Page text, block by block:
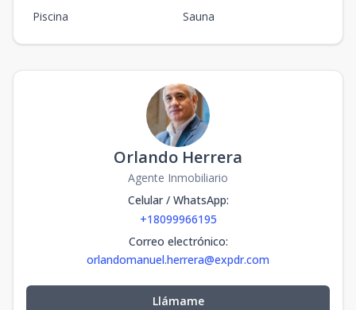
Piscina
Sauna
Orlando Herrera
Agente Inmobiliario
Celular / WhatsApp:
+18099966195
Correo electrónico:
orlandomanuel.herrera@expdr.com
Llámame